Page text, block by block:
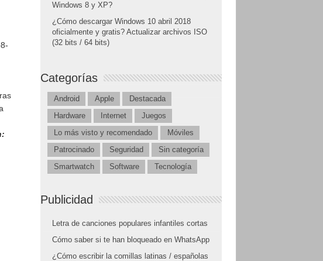
Windows 8 y XP?
¿Cómo descargar Windows 10 abril 2018
oficialmente y gratis? Actualizar archivos ISO
(32 bits / 64 bits)
Categorías
Android Apple
Destacada
Hardware
Internet
Juegos
Lo más visto y recomendado
Móviles
Patrocinado
Seguridad
Sin categoría
Smartwatch
Software Tecnología
Publicidad
Letra de canciones populares infantiles cortas
Cómo saber si te han bloqueado en WhatsApp
¿Cómo escribir la comillas latinas / españolas